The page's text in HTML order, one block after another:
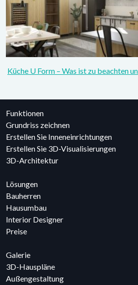
Küche U Form – Was ist zu beachten
Funktionen
Grundriss zeichnen
Erstellen Sie Inneneinrichtungen
Erstellen Sie 3D-Visualisierungen
3D-Architektur
Lösungen
Bauherren
Hausumbau
Interior Designer
Preise
Galerie
3D-Hauspläne
Außengestaltung